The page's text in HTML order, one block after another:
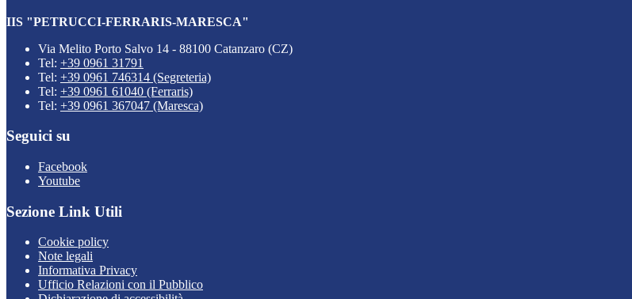
IIS "PETRUCCI-FERRARIS-MARESCA"
Via Melito Porto Salvo 14 - 88100 Catanzaro (CZ)
Tel: +39 0961 31791
Tel: +39 0961 746314 (Segreteria)
Tel: +39 0961 61040 (Ferraris)
Tel: +39 0961 367047 (Maresca)
Seguici su
Facebook
Youtube
Sezione Link Utili
Cookie policy
Note legali
Informativa Privacy
Ufficio Relazioni con il Pubblico